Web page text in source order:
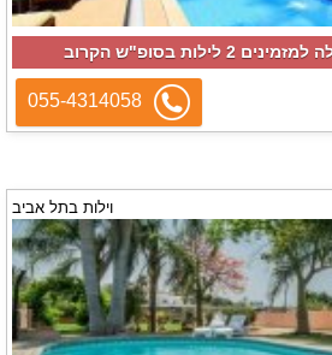
055-4314058
וילות בתל אביב